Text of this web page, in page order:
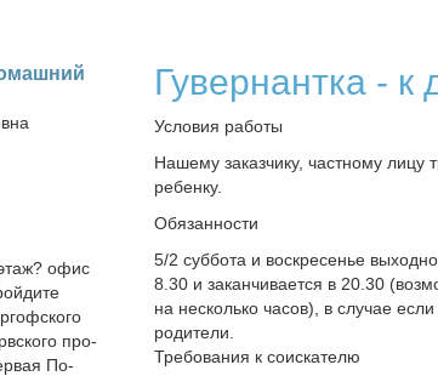
Гувернантка - к
Условия работы
Нашему заказчику, частному лицу
ребенку.
Обязанности
5/2 суббота и воскресенье
8.30 и заканчивается в 20.30
на несколько часов), в случае
родители.
Требования к соискателю
офис
про­
По­